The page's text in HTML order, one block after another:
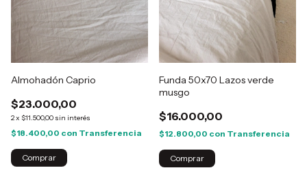
Almohadón Caprio
$23.000,00
2x $11.500,00 sin interés
$18.400,00 con Transferencia
Funda 50x70 Lazos verde
musgo
$16.000,00
$12.800,00 con Transferencia